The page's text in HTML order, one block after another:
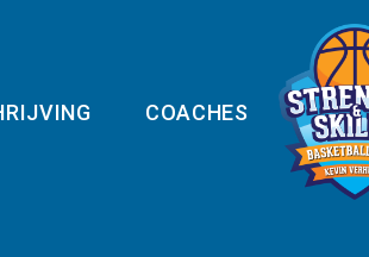
COACHES